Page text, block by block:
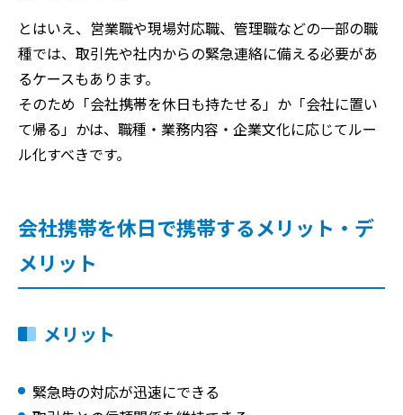
とはいえ、営業職や現場対応職、管理職などの一部の職
種では、取引先や社内からの緊急連絡に備える必要があ
るケースもあります。
そのため「会社携帯を休日も持たせる」か「会社に置い
て帰る」かは、職種・業務内容・企業文化に応じてルー
ル化すべきです。
会社携帯を休日で携帯するメリット・デ
メリット
メリット
緊急時の対応が迅速にできる